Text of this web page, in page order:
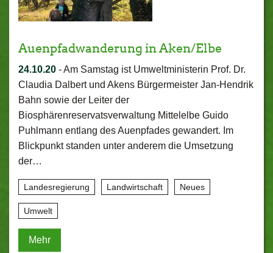
Auenpfadwanderung in Aken/Elbe
24.10.20 -Am Samstag ist Umweltministerin Prof. Dr.
Claudia Dalbert und Akens Bürgermeister Jan-Hendrik
Bahn sowie der Leiter der
Biosphärenreservatsverwaltung Mittelelbe Guido
Puhlmann entlang des Auenpfades gewandert. Im
Blickpunkt standen unter anderem die Umsetzung
der…
Landesregierung Landwirtschaft Neues
Umwelt
Mehr